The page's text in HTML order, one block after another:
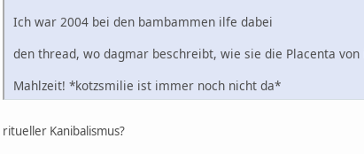
Ich war 2004 bei den bambammen ilfe dabei
den thread, wo dagmar beschreibt, wie sie die Placenta
Mahlzeit! *kotzsmilie ist immer noch nicht da*
ritueller Kanibalismus?